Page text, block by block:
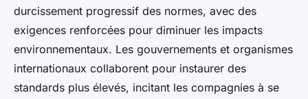
durcissement progressif des normes, avec des
exigences renforcées pour diminuer les impacts
environnementaux. Les gouvernements et organismes
internationaux collaborent pour instaurer des
standards plus élevés, incitant les compagnies à se